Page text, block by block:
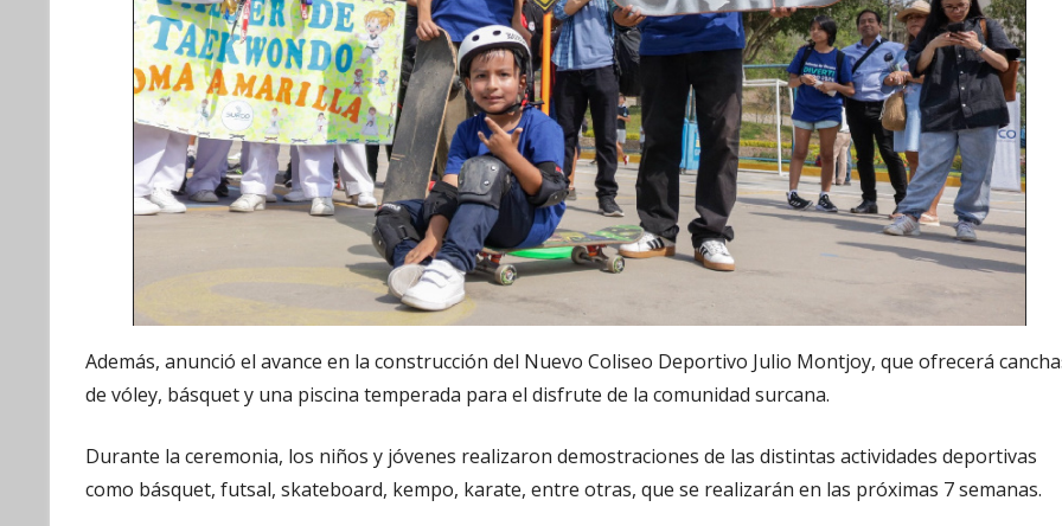
Además, anunció el avance en la construcción del Nuevo Coliseo Deportivo Julio Montjoy, que ofrecerá
de vóley, básquet y una piscina temperada para el disfrute de la comunidad surcana.
Durante la ceremonia, los niños y jóvenes realizaron demostraciones de las distintas actividades deportivas
como básquet, futsal, skateboard, kempo, karate, entre otras, que se realizarán en las próximas 7 semanas.